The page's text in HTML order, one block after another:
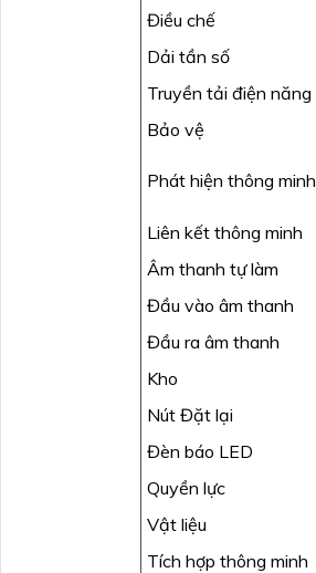
Điều chế
Dải tần số
Truyền tải điện năng
Bảo vệ
Phát hiện thông minh
Liên kết thông minh
Âm thanh tự làm
Đầu vào âm thanh
Đầu ra âm thanh
Kho
Nút Đặt lại
Đèn báo LED
Quyền lực
Vật liệu
Tích hợp thông minh